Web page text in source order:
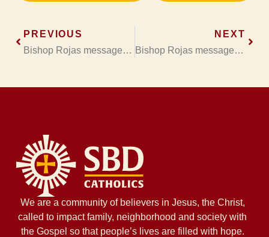
PREVIOUS
Bishop Rojas message of solidarity with asylum seekers
NEXT
Bishop Rojas message on lifting the dispensation from Sunday Mass
We are a community of believers in Jesus, the Christ,
called to impact family, neighborhood and society with
the Gospel so that people’s lives are filled with hope.